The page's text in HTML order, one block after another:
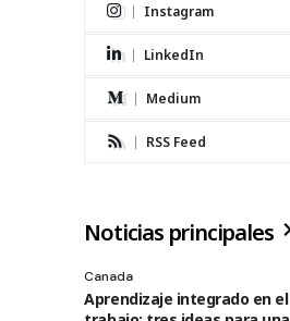
Instagram
LinkedIn
Medium
RSS Feed
Noticias principales
Canada
Aprendizaje integrado en el